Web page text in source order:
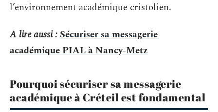
l’environnement académique cristolien.
A lire aussi :Sécuriser sa messagerie
académique PIAL à Nancy-Metz
Pourquoi sécuriser sa messagerie
académique à Créteil est fondamental